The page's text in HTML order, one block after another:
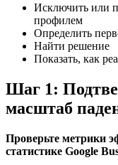
Исключить или
профилем
Определить
Найти решение
Показать, как
Шаг 1:
масштаб
Проверьте метрики
статистике Google